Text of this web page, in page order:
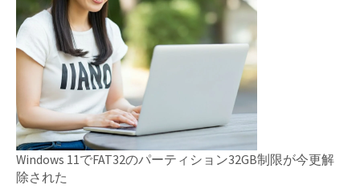
Windows 11でFAT32のパーティション32GB制限が今更解
除された